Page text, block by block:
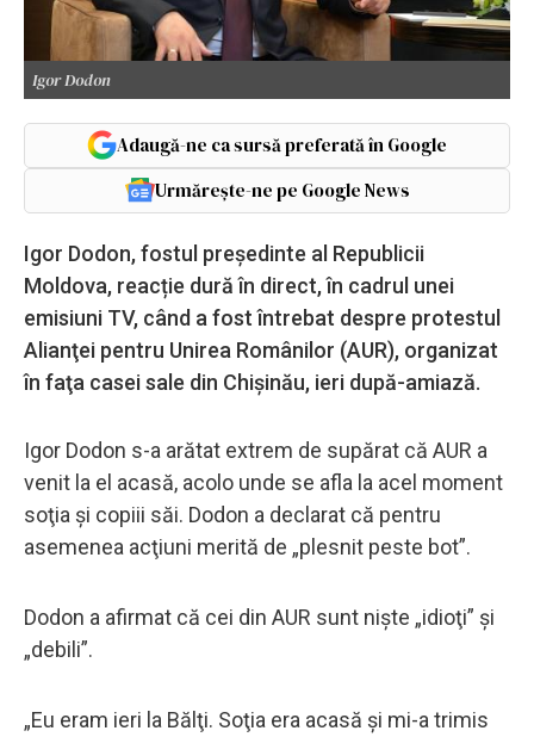
Igor Dodon
Adaugă-ne ca sursă preferată în Google
Urmărește-ne pe Google News
Igor Dodon, fostul preşedinte al Republicii
Moldova, reacție dură în direct, în cadrul unei
emisiuni TV, când a fost întrebat despre protestul
Alianţei pentru Unirea Românilor (AUR), organizat
în faţa casei sale din Chişinău, ieri după-amiază.
Igor Dodon s-a arătat extrem de supărat că AUR a
venit la el acasă, acolo unde se afla la acel moment
soţia şi copiii săi. Dodon a declarat că pentru
asemenea acţiuni merită de „plesnit peste bot”.
Dodon a afirmat că cei din AUR sunt nişte „idioţi” şi
„debili”.
„Eu eram ieri la Bălţi. Soţia era acasă şi mi-a trimis